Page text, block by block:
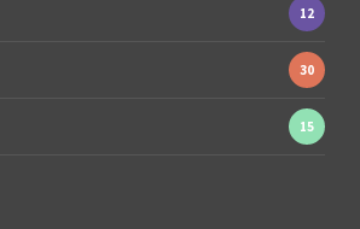
12
30
15